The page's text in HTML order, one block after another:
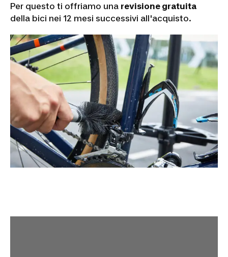
Per questo ti offriamo una revisione gratuita
della bici nei 12 mesi successivi all'acquisto.